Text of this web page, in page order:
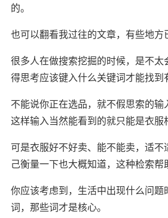
的。
也可以翻看我过往的文章，有些地方
很多人在做搜索挖掘的时候，是不太
得思考应该键入什么关键词才能找到
不能说你正在选品，就不假思索的输
这样输入当然能看到的就只能是衣服
可是衣服好不好卖、能不能卖，适不
己衡量一下也大概知道，这种检索帮
你应该考虑到，生活中出现什么问题
词，那些词才是核心。